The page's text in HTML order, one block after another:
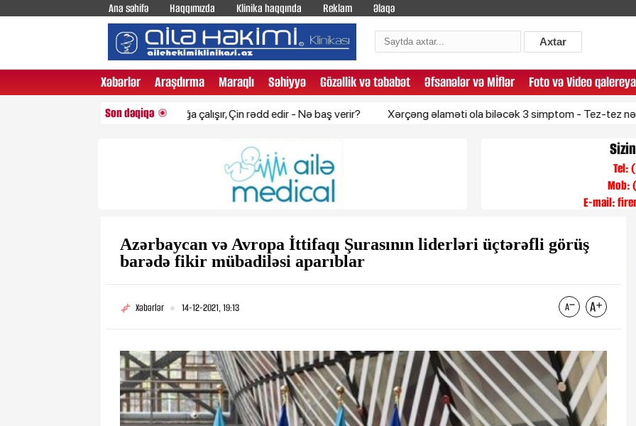
Ana səhifə Haqqımızda Klinika haqqında Reklam Əlaqə
Axtar
Xəbərlər Araşdırma Maraqlı Səhiyyə Gözəllik və təbabət Əfsanələr və Mİflər Foto və Video qalereya
Son dəqiqə
ABŞ razılaşmağa çalışır, Çin rədd edir - Nə baş verir? Xərçəng əlaməti ola biləcək 3 simptom - Tez-tez nəzərdən
Tel:
Mob:
E-mail:
Azərbaycan və Avropa İttifaqı Şurasının liderləri üçtərəfli görüş
barədə fikir mübadiləsi aparıblar
Xəbərlər 14-12-2021, 19:13
Kiyev üçün təhlükəli ssenari:
Qərbin 3 seçimi var
ABŞ razılaşmağa çalışır, Çin rədd
edir - Nə baş verir?